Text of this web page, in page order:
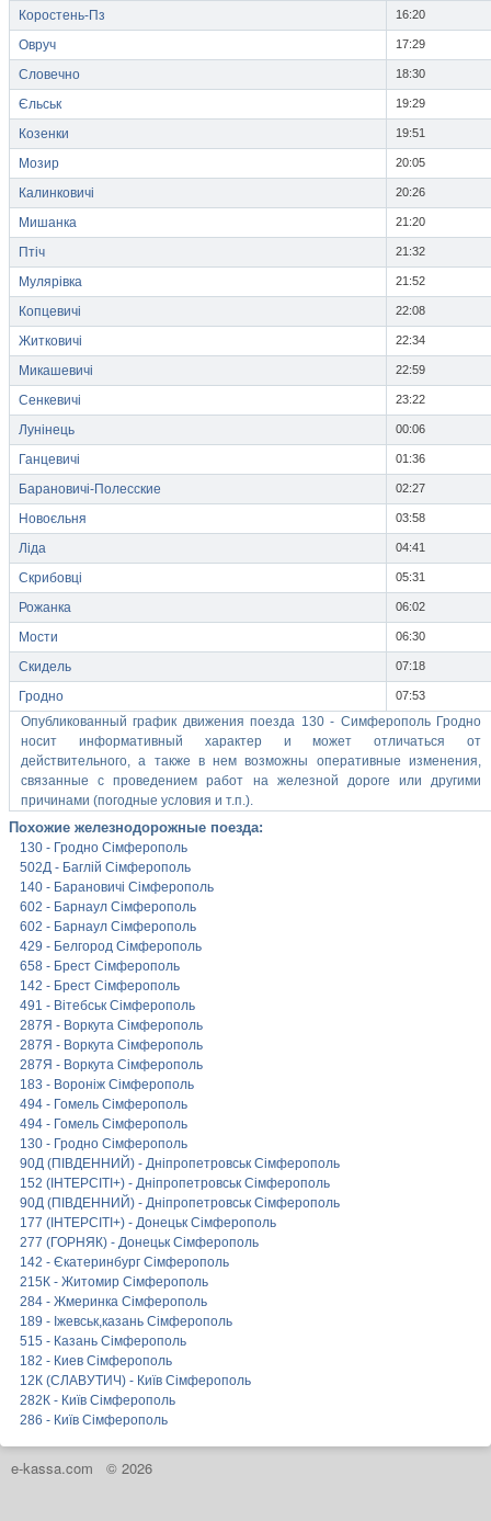
Коростень-Пз 16:20
Овруч 17:29
Словечно 18:30
Єльськ 19:29
Козенки 19:51
Мозир 20:05
Калинковичі 20:26
Мишанка 21:20
Птіч 21:32
Мулярівка 21:52
Копцевичі 22:08
Житковичі 22:34
Микашевичі 22:59
Сенкевичі 23:22
Лунінець 00:06
Ганцевичі 01:36
Барановичі-Полесские 02:27
Новоєльня 03:58
Ліда 04:41
Скрибовці 05:31
Рожанка 06:02
Мости 06:30
Скидель 07:18
Гродно 07:53
Опубликованный график движения поезда 130 - Симферополь Гродно
носит информативный характер и может отличаться от
действительного, а также в нем возможны оперативные изменения,
связанные с проведением работ на железной дороге или другими
причинами (погодные условия и т.п.).
Похожие железнодорожные поезда:
130 - Гродно Сімферополь
502Д - Баглій Сімферополь
140 - Барановичі Сімферополь
602 - Барнаул Сімферополь
602 - Барнаул Сімферополь
429 - Белгород Сімферополь
658 - Брест Сімферополь
142 - Брест Сімферополь
491 - Вітебськ Сімферополь
287Я - Воркута Сімферополь
287Я - Воркута Сімферополь
287Я - Воркута Сімферополь
183 - Вороніж Сімферополь
494 - Гомель Сімферополь
494 - Гомель Сімферополь
130 - Гродно Сімферополь
90Д (ПІВДЕННИЙ) - Дніпропетровськ Сімферополь
152 (ІНТЕРСІТІ+) - Дніпропетровськ Сімферополь
90Д (ПІВДЕННИЙ) - Дніпропетровськ Сімферополь
177 (ІНТЕРСІТІ+) - Донецьк Сімферополь
277 (ГОРНЯК) - Донецьк Сімферополь
142 - Єкатеринбург Сімферополь
215К - Житомир Сімферополь
284 - Жмеринка Сімферополь
189 - Іжевськ,казань Сімферополь
515 - Казань Сімферополь
182 - Киев Сімферополь
12К (СЛАВУТИЧ) - Київ Сімферополь
282К - Київ Сімферополь
286 - Київ Сімферополь
e-kassa.com © 2026